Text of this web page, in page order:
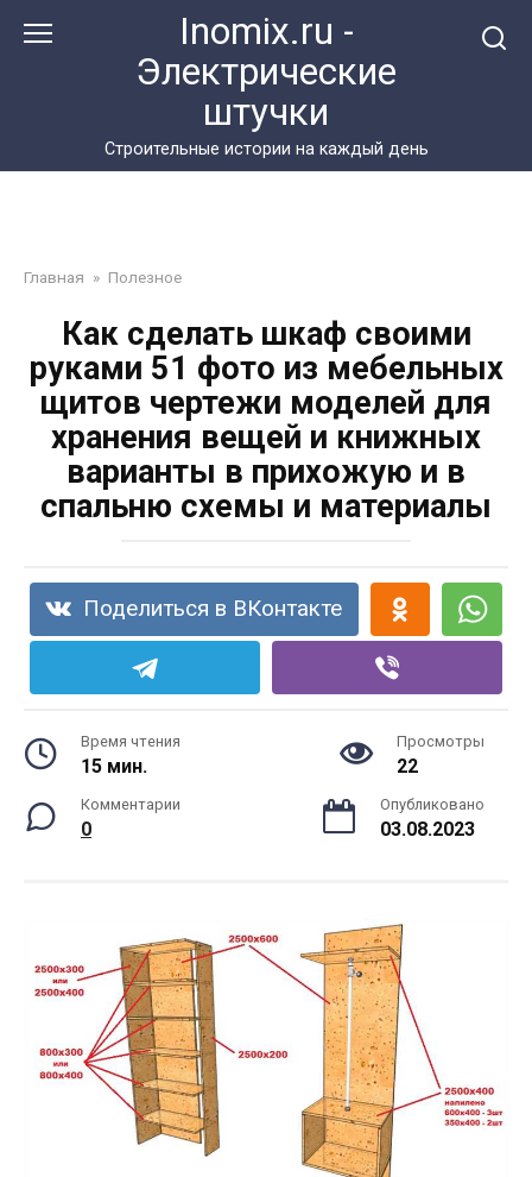
Inomix.ru -
Электрические
штучки
Cтроительные истории на каждый день
Главная » Полезное
Как сделать шкаф своими
руками 51 фото из мебельных
щитов чертежи моделей для
хранения вещей и книжных
варианты в прихожую и в
спальню схемы и материалы
Поделиться в ВКонтакте
Время чтения
15 мин.
Просмотры
22
Комментарии
0
Опубликовано
03.08.2023